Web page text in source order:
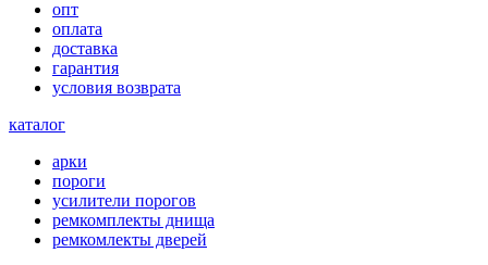
опт
оплата
доставка
гарантия
условия возврата
каталог
арки
пороги
усилители порогов
ремкомплекты днища
ремкомлекты дверей